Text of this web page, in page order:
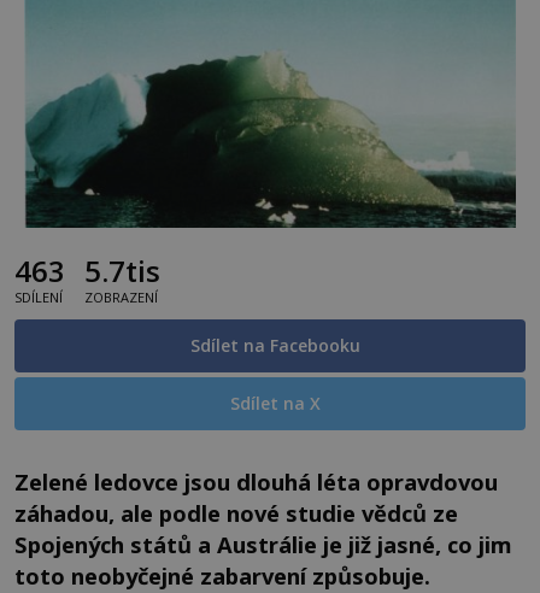
463
SDÍLENÍ
5.7tis
ZOBRAZENÍ
Sdílet na Facebooku
Sdílet na X
Zelené ledovce jsou dlouhá léta opravdovou
záhadou, ale podle nové studie vědců ze
Spojených států a Austrálie je již jasné, co jim
toto neobyčejné zabarvení způsobuje.